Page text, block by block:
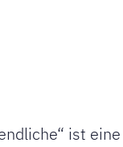
ist eine